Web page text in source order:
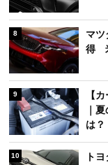
8
マツ
得
9
【
｜
は？
10
ト